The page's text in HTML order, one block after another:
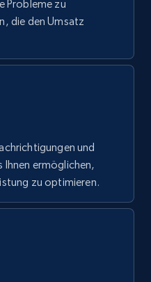
Probleme zu
die den Umsatz
und
ermöglichen,
zu optimieren.